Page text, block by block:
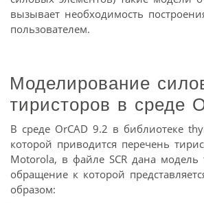
вызывает необходимость
пользователем.
Моделирование
тиристоров в среде
В среде OrCAD 9.2 в библиотеке
которой приводится перечень
Motorola, в файле SCR дана модель
обращение к которой
образом: